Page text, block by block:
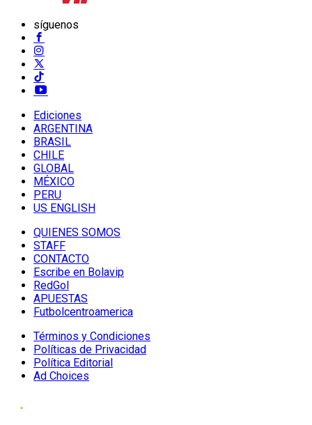
síguenos
Ediciones
ARGENTINA
BRASIL
CHILE
GLOBAL
MÉXICO
PERU
US ENGLISH
QUIENES SOMOS
STAFF
CONTACTO
Escribe en Bolavip
RedGol
APUESTAS
Futbolcentroamerica
Términos y Condiciones
Políticas de Privacidad
Política Editorial
Ad Choices